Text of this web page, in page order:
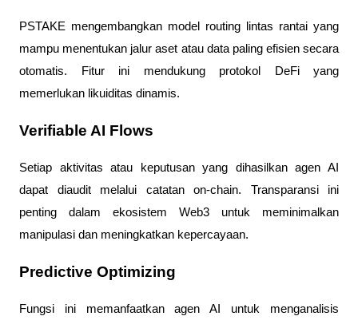
PSTAKE mengembangkan model routing lintas rantai yang
mampu menentukan jalur aset atau data paling efisien secara
otomatis. Fitur ini mendukung protokol DeFi yang
memerlukan likuiditas dinamis.
Verifiable AI Flows
Setiap aktivitas atau keputusan yang dihasilkan agen AI
dapat diaudit melalui catatan on-chain. Transparansi ini
penting dalam ekosistem Web3 untuk meminimalkan
manipulasi dan meningkatkan kepercayaan.
Predictive Optimizing
Fungsi ini memanfaatkan agen AI untuk menganalisis